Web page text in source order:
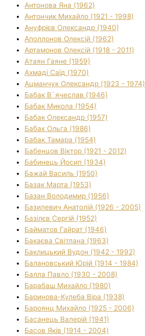
Антонова Яна (1962)
Антончик Михайло (1921 - 1998)
Ануфрієв Олександр (1940)
Аполлонов Олексій (1962)
Артамонов Олексій (1918 - 2011)
Атаян Гаяне (1959)
Ахмаді Саїд (1970)
Ацманчук Олександр (1923 - 1974)
Бабак В`ячеслав (1946)
Бабак Микола (1954)
Бабак Олександр (1957)
Бабак Ольга (1986)
Бабак Тамара (1954)
Бабенцов Віктор (1921 - 2012)
Бабинець Йосип (1934)
Бажай Василь (1950)
Базак Марта (1953)
Базан Володимир (1956)
Базилевич Анатолій (1926 - 2005)
Базілєв Сергій (1952)
Байматов Гайрат (1946)
Бакаєва Світлана (1963)
Баклицький Вудон (1942 - 1992)
Балановський Юрій (1914 - 1984)
Балла Павло (1930 - 2008)
Барабаш Михайло (1980)
Баринова-Кулеба Віра (1938)
Бароянц Михайло (1925 - 2006)
Басанець Валерій (1941)
Басов Яків (1914 - 2004)